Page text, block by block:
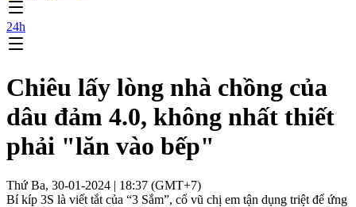
24h
Chiêu lấy lòng nhà chồng của
dâu đảm 4.0, không nhất thiết
phải "lăn vào bếp"
Thứ Ba, 30-01-2024 | 18:37 (GMT+7)
Bí kíp 3S là viết tắt của “3 Sắm”, cổ vũ chị em tận dụng triệt để ứng